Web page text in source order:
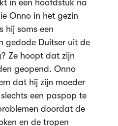
in een hoofdstuk na
Onno in het gezin
hij soms een
gedode Duitser uit de
Ze hoopt dat zijn
geopend. Onno
dat hij zijn moeder
een paspop te
doordat de
en de tropen